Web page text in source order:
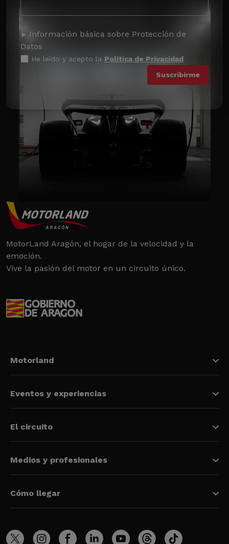
Información básica sobre Protección de
Datos
He leído y acepto la Política de Privacidad
MotorLand Aragón, el hogar de la velocidad y la
emoción.
Vive la pasión del motor en un circuito único.
Motorland
Eventos y experiencias
El circuito
Medios y profesionales
Cómo llegar